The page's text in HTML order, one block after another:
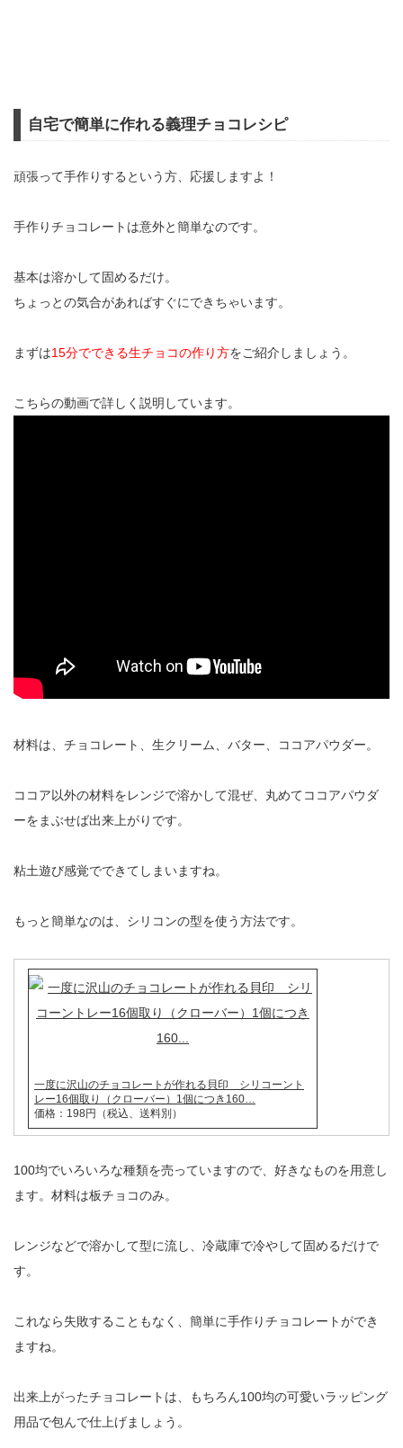
自宅で簡単に作れる義理チョコレシピ
頑張って手作りするという方、応援しますよ！
手作りチョコレートは意外と簡単なのです。
基本は溶かして固めるだけ。
ちょっとの気合があればすぐにできちゃいます。
まずは15分でできる生チョコの作り方をご紹介しましょう。
こちらの動画で詳しく説明しています。
材料は、チョコレート、生クリーム、バター、ココアパウダー。
ココア以外の材料をレンジで溶かして混ぜ、丸めてココアパウダ
ーをまぶせば出来上がりです。
粘土遊び感覚でできてしまいますね。
もっと簡単なのは、シリコンの型を使う方法です。
一度に沢山のチョコレートが作れる貝印 シリコーント
レー16個取り（クローバー）1個につき160…
価格：198円（税込、送料別）
100均でいろいろな種類を売っていますので、好きなものを用意し
ます。材料は板チョコのみ。
レンジなどで溶かして型に流し、冷蔵庫で冷やして固めるだけで
す。
これなら失敗することもなく、簡単に手作りチョコレートができ
ますね。
出来上がったチョコレートは、もちろん100均の可愛いラッピング
用品で包んで仕上げましょう。